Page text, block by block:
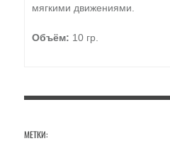
мягкими движениями.
Объём: 10 гр.
МЕТКИ: